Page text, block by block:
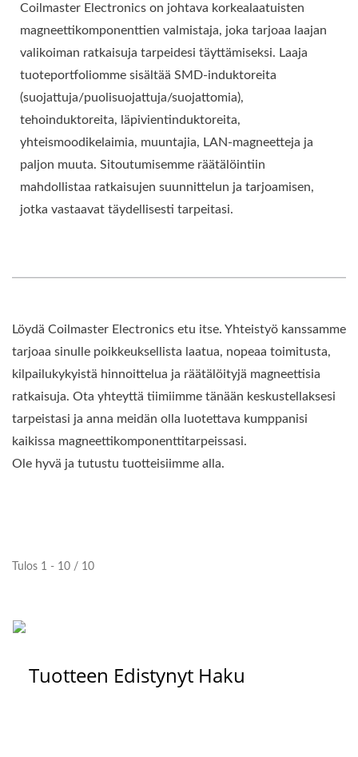
Coilmaster Electronics on johtava korkealaatuisten
magneettikomponenttien valmistaja, joka tarjoaa laajan
valikoiman ratkaisuja tarpeidesi täyttämiseksi. Laaja
tuoteportfoliomme sisältää SMD-induktoreita
(suojattuja/puolisuojattuja/suojattomia),
tehoinduktoreita, läpivientinduktoreita,
yhteismoodikelaimia, muuntajia, LAN-magneetteja ja
paljon muuta. Sitoutumisemme räätälöintiin
mahdollistaa ratkaisujen suunnittelun ja tarjoamisen,
jotka vastaavat täydellisesti tarpeitasi.
Löydä Coilmaster Electronics etu itse. Yhteistyö kanssamme
tarjoaa sinulle poikkeuksellista laatua, nopeaa toimitusta,
kilpailukykyistä hinnoittelua ja räätälöityjä magneettisia
ratkaisuja. Ota yhteyttä tiimiimme tänään keskustellaksesi
tarpeistasi ja anna meidän olla luotettava kumppanisi
kaikissa magneettikomponenttitarpeissasi.
Ole hyvä ja tutustu tuotteisiimme alla.
Tulos 1 - 10 / 10
Tuotteen Edistynyt Haku